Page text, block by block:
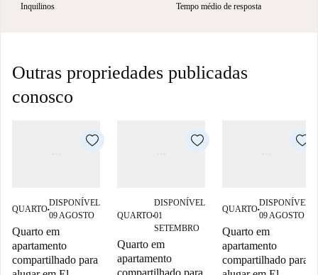
Inquilinos Tempo médio de resposta
Outras propriedades publicadas
conosco
QUARTO■
DISPONÍVEL
09 AGOSTO
Quarto em
apartamento
compartilhado para
QUARTO■
DISPONÍVEL
01
SETEMBRO
Quarto em
apartamento
QUARTO■
DISPONÍVEL
09 AGOSTO
Quarto em
apartamento
compartilhado para